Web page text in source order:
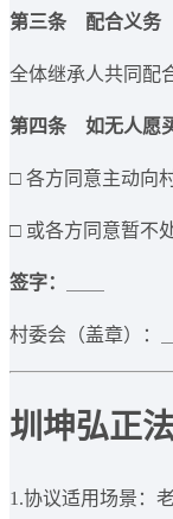
第三条 配合义务
全体继承人共同配
第四条 如无人愿
□ 各方同意主动向
□ 或各方同意暂不
签字：
村委会（盖章）：
圳坤弘正
1.协议适用场景：